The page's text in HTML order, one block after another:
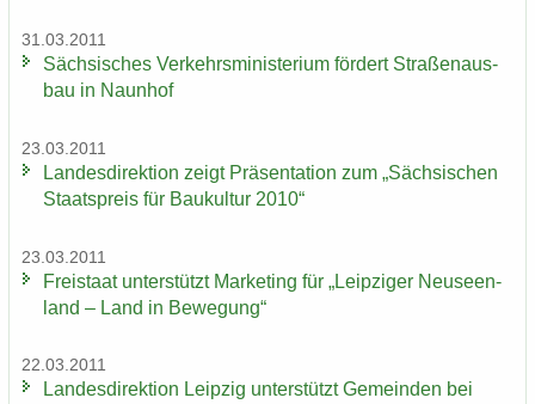
31.03.2011
Säch­si­sches Ver­kehrs­mi­nis­te­ri­um för­dert Stra­ßen­aus­
bau in Naun­hof
23.03.2011
Lan­des­di­rek­ti­on zeigt Prä­sen­ta­ti­on zum „Säch­si­schen
Staats­preis für Bau­kul­tur 2010“
23.03.2011
Frei­staat un­ter­stützt Mar­ke­ting für „Leip­zi­ger Neu­seen­
land – Land in Be­we­gung“
22.03.2011
Lan­des­di­rek­ti­on Leip­zig un­ter­stützt Ge­mein­den bei